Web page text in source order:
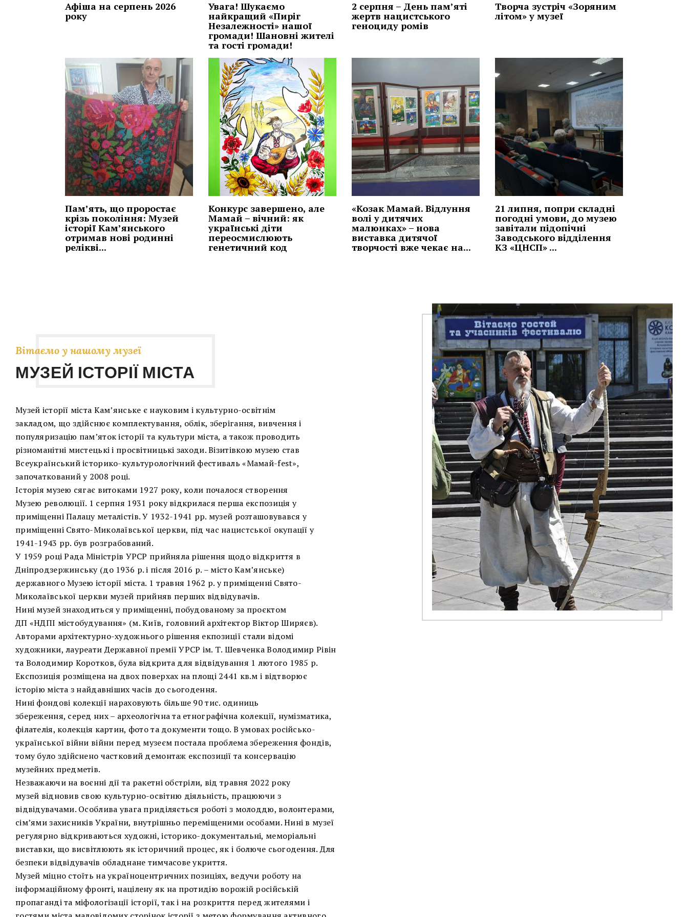
Афіша на серпень 2026
року
Увага! Шукаємо
найкращий «Пиріг
Незалежності» нашої
громади! Шановні жителі
та гості громади!
2 серпня – День пам’яті
жертв нацистського
геноциду ромів
Творча зустріч «Зоряним
літом» у музеї
Пам’ять, що проростає
крізь покоління: Музей
історії Кам’янського
отримав нові родинні
релікві...
Конкурс завершено, але
Мамай – вічний: як
українські діти
переосмислюють
генетичний код
«Козак Мамай. Відлуння
волі у дитячих
малюнках» – нова
виставка дитячої
творчості вже чекає на...
21 липня, попри складні
погодні умови, до музею
завітали підопічні
Заводського відділення
КЗ «ЦНСП» ...
Вітаємо у нашому музеї
МУЗЕЙ ІСТОРІЇ МІСТА
Музей історії міста Кам’янське є науковим і культурно-освітнім
закладом, що здійснює комплектування, облік, зберігання, вивчення і
популяризацію пам’яток історії та культури міста, а також проводить
різноманітні мистецькі і просвітницькі заходи. Візитівкою музею став
Всеукраїнський історико-культурологічний фестиваль «Мамай-fest»,
започаткований у 2008 році.
Історія музею сягає витоками 1927 року, коли почалося створення
Музею революції. 1 серпня 1931 року відкрилася перша експозиція у
приміщенні Палацу металістів. У 1932-1941 рр. музей розташовувався у
приміщенні Свято-Миколаївської церкви, під час нацистської окупації у
1941-1943 рр. був розграбований.
У 1959 році Рада Міністрів УРСР прийняла рішення щодо відкриття в
Дніпродзержинську (до 1936 р. і після 2016 р. – місто Кам’янське)
державного Музею історії міста. 1 травня 1962 р. у приміщенні Свято-
Миколаївської церкви музей прийняв перших відвідувачів.
Нині музей знаходиться у приміщенні, побудованому за проєктом
ДП «НДПІ містобудування» (м. Київ, головний архітектор Віктор Ширяєв).
Авторами архітектурно-художнього рішення екпозиції стали відомі
художники, лауреати Державної премії УРСР ім. Т. Шевченка Володимир Рівін
та Володимир Коротков, була відкрита для відвідування 1 лютого 1985 р.
Експозиція розміщена на двох поверхах на площі 2441 кв.м і відтворює
історію міста з найдавніших часів до сьогодення.
Нині фондові колекції нараховують більше 90 тис. одиниць
збереження, серед них – археологічна та етнографічна колекції, нумізматика,
філателія, колекція картин, фото та документи тощо. В умовах російсько-
української війни війни перед музеєм постала проблема збереження фондів,
тому було здійснено частковий демонтаж експозиції та консервацію
музейних предметів.
Незважаючи на воєнні дії та ракетні обстріли, від травня 2022 року
музей відновив свою культурно-освітню діяльність, працюючи з
відвідувачами. Особлива увага приділяється роботі з молоддю, волонтерами,
сім’ями захисників України, внутрішньо переміщеними особами. Нині в музеї
регулярно відкриваються художні, історико-документальні, меморіальні
виставки, що висвітлюють як історичний процес, як і болюче сьогодення. Для
безпеки відвідувачів обладнане тимчасове укриття.
Музей міцно стоїть на україноцентричних позиціях, ведучи роботу на
інформаційному фронті, націлену як на протидію ворожій російській
пропаганді та міфологізації історії, так і на розкриття перед жителями і